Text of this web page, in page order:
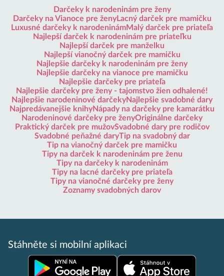
Darčeky k narodeninám pre ženy
Darčeky na Vianoce pre ženyLacný darček pre mamičku
Luxusné darčeky k narodeninámMalý darček pre priateľa
Najlepší darček k narodeninám pre priateľku
Najlepší darček pre manželku
Najlepší vianočný darček pre mamičku
Najlepšie darčeky k narodeninám pre ženy
Najlepšie darčeky na vianoce pre mamičku
Najlepšie darčeky pre priateľa
Najlepšie darčeky pre ženy - tajomstvo žien odhalené!
Najlepšie narodeninové darčekyNajlepšie svadobné dary
Najpredávanejšie knihyNápady na darčeky pre kamarátku
Narodeninové darčeky pre ženyOriginálne darčeky
Praktický darček pre mužovSvadobné dary pre rodičov
Svadobné peňažné daryTip na svadobný dar
Tip na vianočný darček pre mamičku
Tipy na darček k narodeninám pre ženu
Tipy na darčeky k narodeninám
Tipy na lacné darčeky pre priateľa
Tipy na vianočné darčeky pre ženy
Zoznamy svadobných darov
Stáhněte si mobilní aplikaci